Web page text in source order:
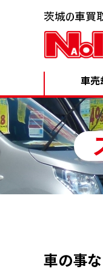
車売
車の事